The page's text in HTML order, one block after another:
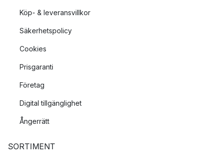
Köp- & leveransvillkor
Säkerhetspolicy
Cookies
Prisgaranti
Företag
Digital tillgänglighet
Ångerrätt
SORTIMENT